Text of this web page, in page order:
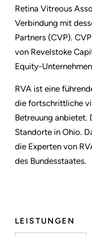
LEISTUNGEN
Retina Vitreous
Verbindung mit
Partners (CVP).
von Revelstoke
Equity-
RVA ist eine
die fortschrittliche
Betreuung anbietet.
Standorte in Ohio.
die Experten von
des Bundesstaates.